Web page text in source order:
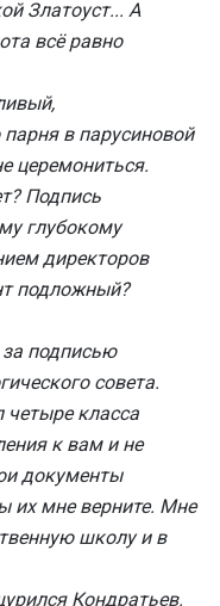
Златоуст... А
всё равно
в парусиновой
церемониться.
Подпись
глубокому
директоров
подложный?
подписью
совета.
четыре класса
к вам и не
документы
их мне верните. Мне
школу и в
Кондратьев.